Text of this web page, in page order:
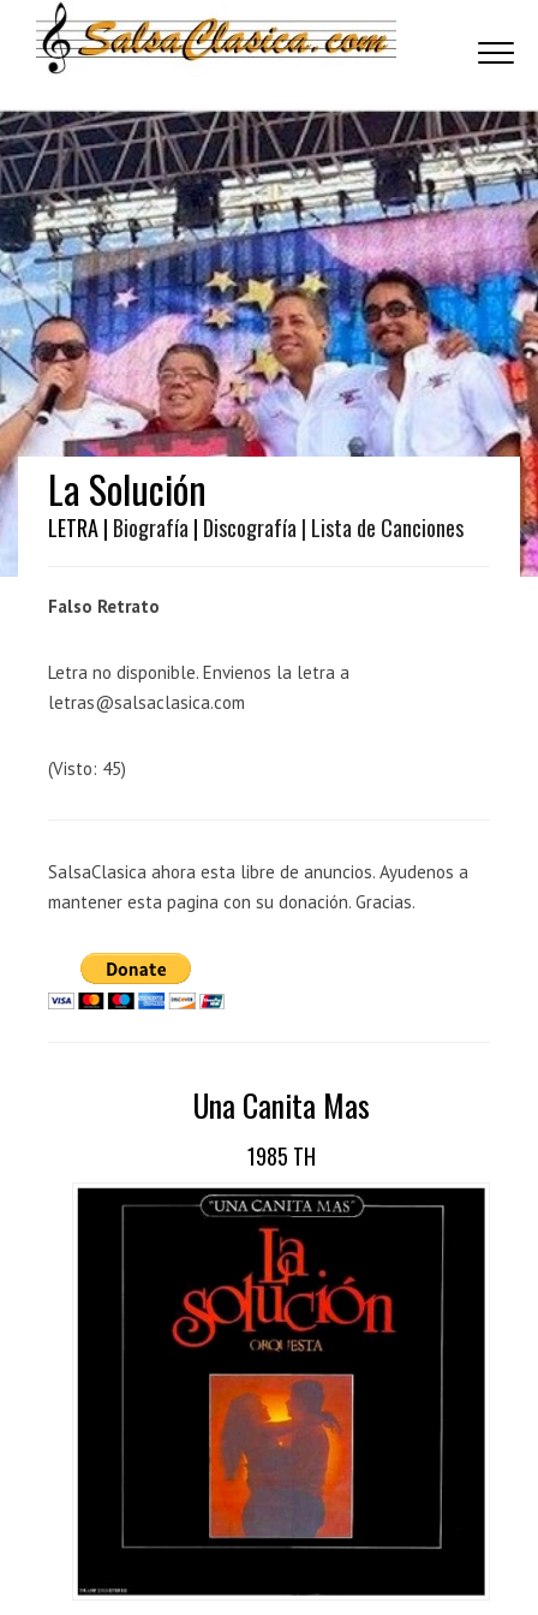
La Solución
LETRA | Biografía | Discografía | Lista de Canciones
Falso Retrato
Letra no disponible. Envienos la letra a
letras@salsaclasica.com
(Visto: 45)
SalsaClasica ahora esta libre de anuncios. Ayudenos a
mantener esta pagina con su donación. Gracias.
Una Canita Mas
1985 TH